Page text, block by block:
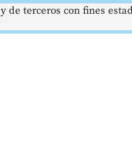
de terceros con fines